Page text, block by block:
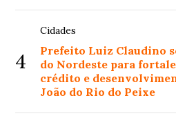
4
Cidades
Prefeito Luiz Claudino
do Nordeste para
crédito e
João do Rio do Peixe